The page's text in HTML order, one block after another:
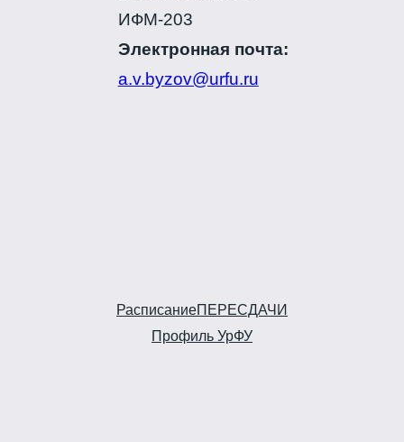
ИФМ-203
Электронная почта:
a.v.byzov@urfu.ru
РасписаниеПЕРЕСДАЧИ
Профиль УрФУ